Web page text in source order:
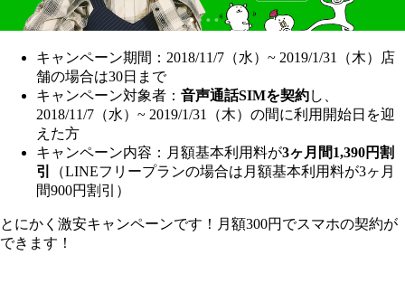
キャンペーン期間：2018/11/7（水）~ 2019/1/31（木）店
舗の場合は30日まで
キャンペーン対象者： 音声通話SIMを契約し、
2018/11/7（水）~ 2019/1/31（木）の間に利用開始日を迎
えた方
キャンペーン内容：月額基本利用料が3ヶ月間1,390円割
引
（LINEフリープランの場合は月額基本利用料が3ヶ月
間900円割引）
とにかく激安キャンペーンです！月額300円でスマホの契約が
できます！